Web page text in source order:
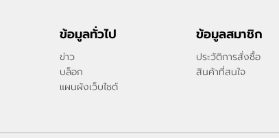
ข้อมูลทั่วไป
ข่าว
บล็อก
แผนผังเว็บไซต์
ข้อมูลสมาชิก
ประวัติการสั่งซื้อ
สินค้าที่สนใจ